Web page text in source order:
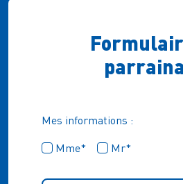
Mes informations :
Mme*
Mr*